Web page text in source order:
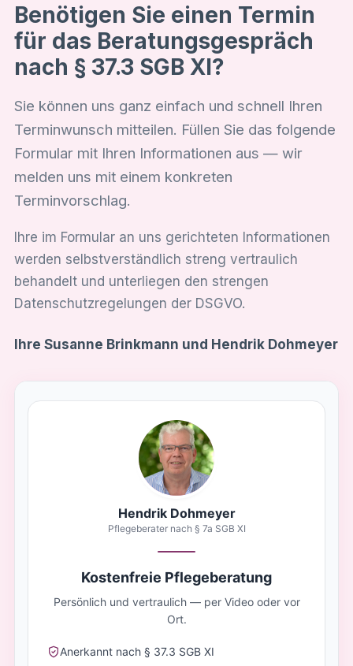
Benötigen Sie einen Termin
für das Beratungsgespräch
nach § 37.3 SGB XI?
Sie können uns ganz einfach und schnell Ihren
Terminwunsch mitteilen. Füllen Sie das folgende
Formular mit Ihren Informationen aus — wir
melden uns mit einem konkreten
Terminvorschlag.
Ihre im Formular an uns gerichteten Informationen
werden selbstverständlich streng vertraulich
behandelt und unterliegen den strengen
Datenschutzregelungen der DSGVO.
Ihre Susanne Brinkmann und Hendrik Dohmeyer